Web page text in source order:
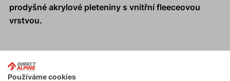
prodyšné akrylové pleteniny s vnitřní fleeceovou
vrstvou.
Používáme cookies